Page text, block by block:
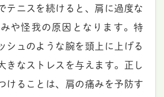
テニスを続けると、肩に過度な
や怪我の原因となります。特
シュのような腕を頭上に上げる
きなストレスを与えます。正し
けることは、肩の痛みを予防す